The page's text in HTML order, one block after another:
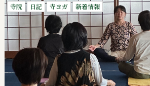
寺院 日記 寺ヨガ 新着情報